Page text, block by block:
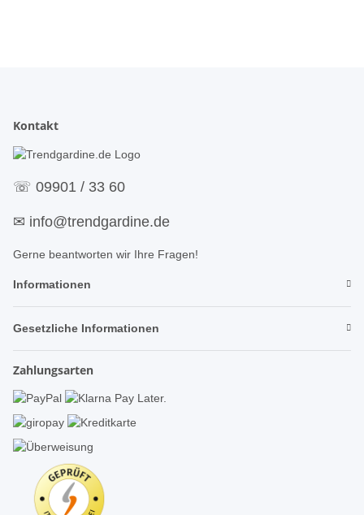
Kontakt
☏ 09901 / 33 60
✉ info@trendgardine.de
Gerne beantworten wir Ihre Fragen!
Informationen
Gesetzliche Informationen
Zahlungsarten